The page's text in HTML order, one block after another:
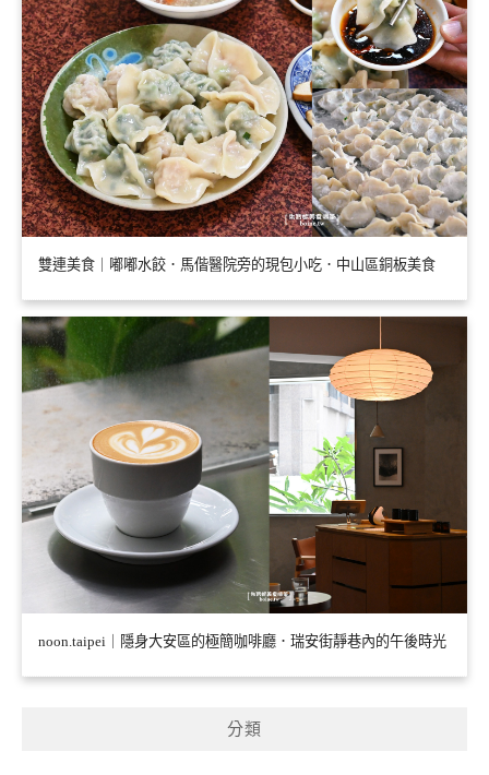
雙連美食｜嘟嘟水餃．馬偕醫院旁的現包小吃．中山區銅板美食
noon.taipei｜隱身大安區的極簡咖啡廳．瑞安街靜巷內的午後時光
分類